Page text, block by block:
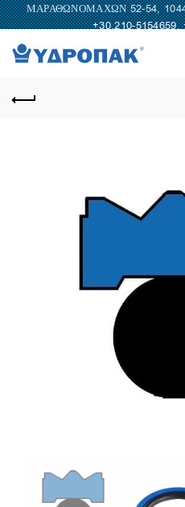
ΜΑΡΑΘΩΝΟΜΑΧΩΝ 52-54,
+30.210-5154659,